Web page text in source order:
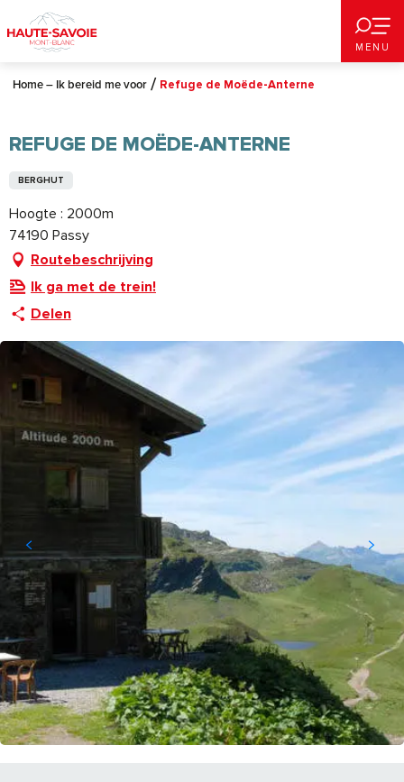
au
contenu
principal
MENU
Home – Ik bereid me voor Refuge de Moëde-Anterne
REFUGE DE MOËDE-ANTERNE
BERGHUT
Hoogte : 2000m
74190 Passy
Routebeschrijving
Ik ga met de trein!
Delen